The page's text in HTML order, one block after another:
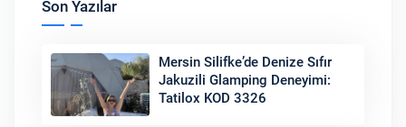
Son Yazılar
Mersin Silifke’de Denize Sıfır
Jakuzili Glamping Deneyimi:
Tatilox KOD 3326